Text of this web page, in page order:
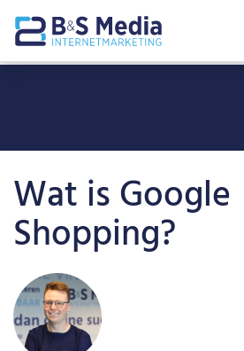
Wat is Google
Shopping?